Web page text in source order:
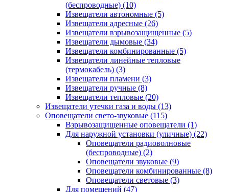
(беспроводные) (10)
Извещатели автономные (5)
Извещатели адресные (26)
Извещатели взрывозащищенные (5)
Извещатели дымовые (34)
Извещатели комбинированные (5)
Извещатели линейные тепловые
(термокабель) (3)
Извещатели пламени (3)
Извещатели ручные (8)
Извещатели тепловые (20)
Извещатели утечки газа и воды (13)
Оповещатели свето-звуковые (115)
Взрывозащищенные оповещатели (1)
Для наружной установки (уличные) (22)
Оповещатели радиоволновые
(беспроводные) (2)
Оповещатели звуковые (9)
Оповещатели комбинированные (8)
Оповещатели световые (3)
Для помещений (47)